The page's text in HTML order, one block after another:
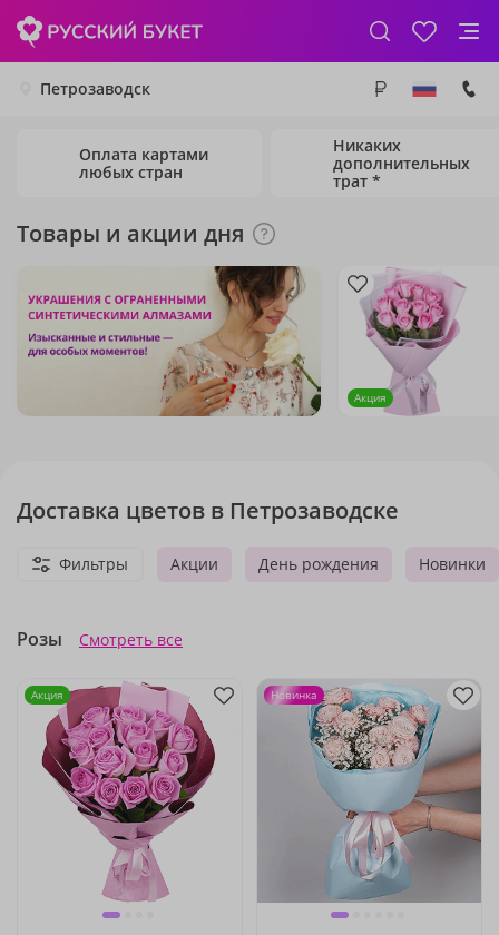
Петрозаводск
Оплата картами
любых стран
Никаких
дополнительных
трат *
Товары и акции дня
Акция
Доставка цветов в Петрозаводске
Акции День рождения Новинки
Фильтры
Розы Смотреть все
Акция Новинка